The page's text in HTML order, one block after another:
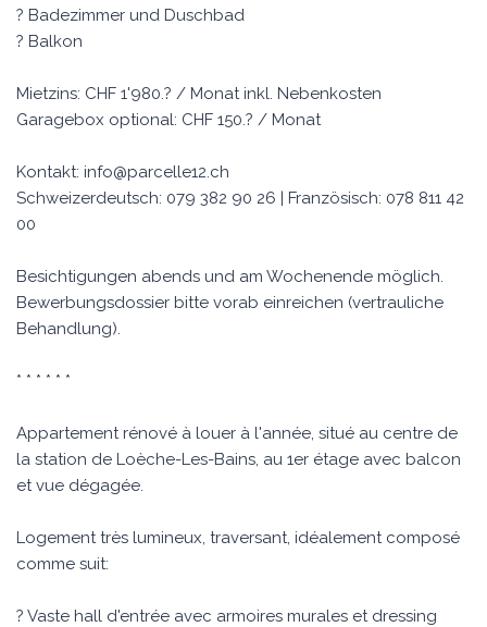
? Badezimmer und Duschbad
? Balkon
Mietzins: CHF 1'980.? / Monat inkl. Nebenkosten
Garagebox optional: CHF 150.? / Monat
Kontakt: info@parcelle12.ch
Schweizerdeutsch: 079 382 90 26 | Französisch: 078 811 42
00
Besichtigungen abends und am Wochenende möglich.
Bewerbungsdossier bitte vorab einreichen (vertrauliche
Behandlung).
* * * * * *
Appartement rénové à louer à l'année, situé au centre de
la station de Loèche-Les-Bains, au 1er étage avec balcon
et vue dégagée.
Logement très lumineux, traversant, idéalement composé
comme suit:
? Vaste hall d'entrée avec armoires murales et dressing